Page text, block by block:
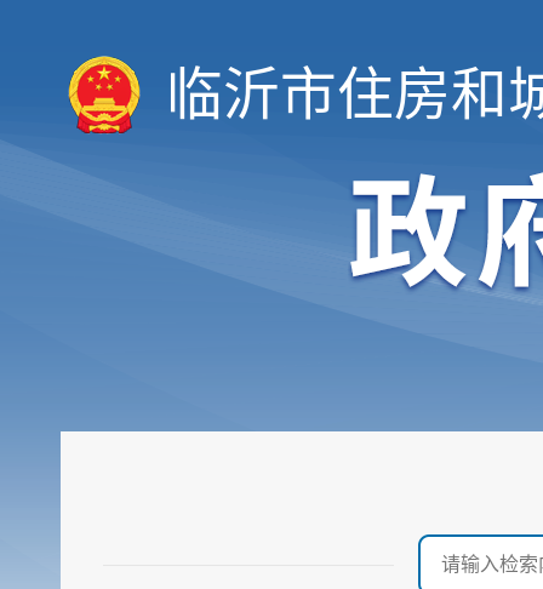
临沂市住房和